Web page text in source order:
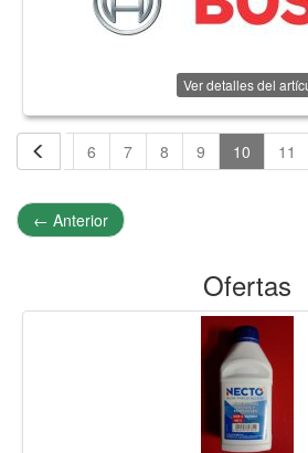
Ver detalles del
6 7 8 9 10 11
← Anterior
Ofertas